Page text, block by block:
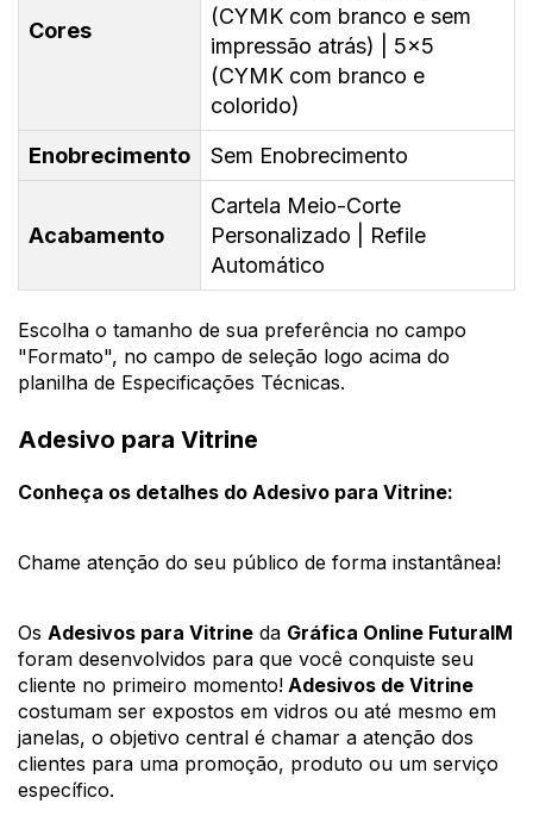
Cores
(CYMK com branco e sem
impressão atrás) | 5x5
(CYMK com branco e
colorido)
Enobrecimento
Sem Enobrecimento
Acabamento
Cartela Meio-Corte
Personalizado | Refile
Automático
Escolha o tamanho de sua preferência no campo
"Formato", no campo de seleção logo acima do
planilha de Especificações Técnicas.
Adesivo para Vitrine
Conheça os detalhes do Adesivo para Vitrine:
Chame atenção do seu público de forma instantânea!
Os Adesivos para Vitrine da Gráfica Online FuturaIM
foram desenvolvidos para que você conquiste seu
cliente no primeiro momento!
costumam ser expostos em vidros ou até mesmo em
janelas, o objetivo central é chamar a atenção dos
clientes para uma promoção, produto ou um serviço
específico.